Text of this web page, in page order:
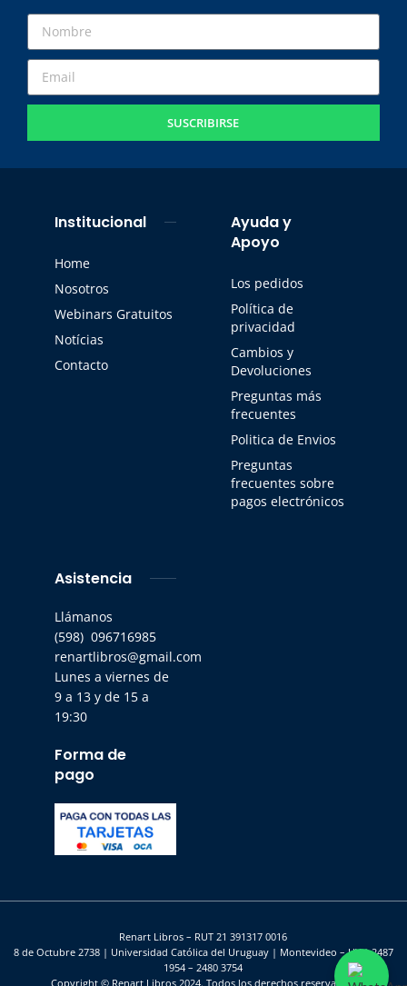
SUSCRIBIRSE
Institucional
Home
Nosotros
Webinars Gratuitos
Notícias
Contacto
Ayuda y
Apoyo
Los pedidos
Política de
privacidad
Cambios y
Devoluciones
Preguntas más
frecuentes
Politica de Envios
Preguntas
frecuentes sobre
pagos electrónicos
Asistencia
Llámanos
(598) 096716985
renartlibros@gmail.com
Lunes a viernes de
9 a 13 y de 15 a
19:30
Forma de
pago
Renart Libros – RUT 21 391317 0016
8 de Octubre 2738 | Universidad Católica del Uruguay | Montevideo – UY | 2487
1954 – 2480 3754
Copyright © Renart Libros 2024. Todos los derechos reservados.